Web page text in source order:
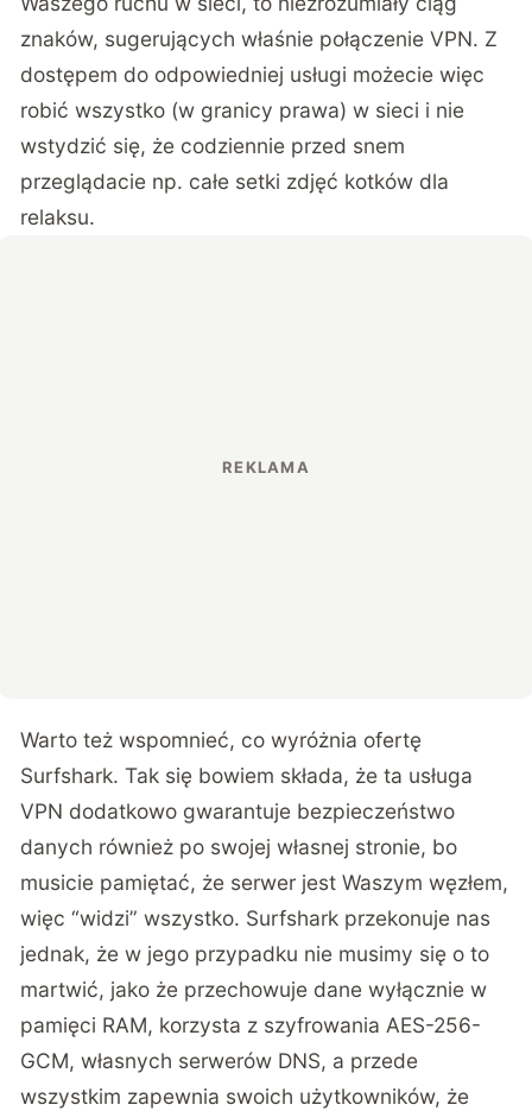
znaków, sugerujących właśnie połączenie VPN. Z
dostępem do odpowiedniej usługi możecie więc
robić wszystko (w granicy prawa) w sieci i nie
wstydzić się, że codziennie przed snem
przeglądacie np. całe setki zdjęć kotków dla
relaksu.
Warto też wspomnieć, co wyróżnia ofertę
Surfshark. Tak się bowiem składa, że ta usługa
VPN dodatkowo gwarantuje bezpieczeństwo
danych również po swojej własnej stronie, bo
musicie pamiętać, że serwer jest Waszym węzłem,
więc “widzi” wszystko. Surfshark przekonuje nas
jednak, że w jego przypadku nie musimy się o to
martwić, jako że przechowuje dane wyłącznie w
pamięci RAM, korzysta z szyfrowania AES-256-
GCM, własnych serwerów DNS, a przede
wszystkim zapewnia swoich użytkowników, że